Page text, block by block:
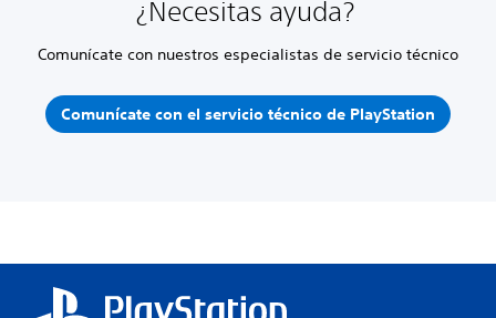
¿Necesitas ayuda?
Comunícate con nuestros especialistas de servicio técnico
Comunícate con el servicio técnico de PlayStation